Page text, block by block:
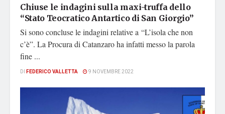
Chiuse le indagini sulla maxi-truffa dello
“Stato Teocratico Antartico di San Giorgio”
Si sono concluse le indagini relative a “L’isola che non
c’è”. La Procura di Catanzaro ha infatti messo la parola
fine ...
DI FEDERICO VALLETTA 9 NOVEMBRE 2022